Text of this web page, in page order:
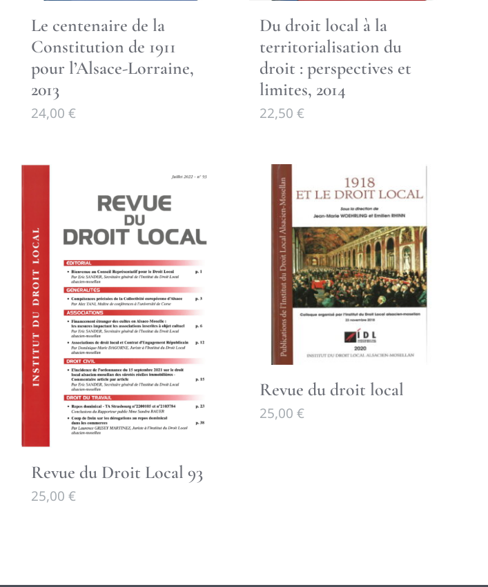
Le centenaire de la
Constitution de 1911
pour l’Alsace-Lorraine,
2013
24,00 €
Du droit local à la
territorialisation du
droit : perspectives et
limites, 2014
22,50 €
Revue du Droit Local 93
25,00 €
Revue du droit local
25,00 €